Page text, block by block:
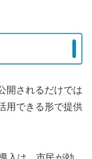
開されるだけでは
用できる形で提供